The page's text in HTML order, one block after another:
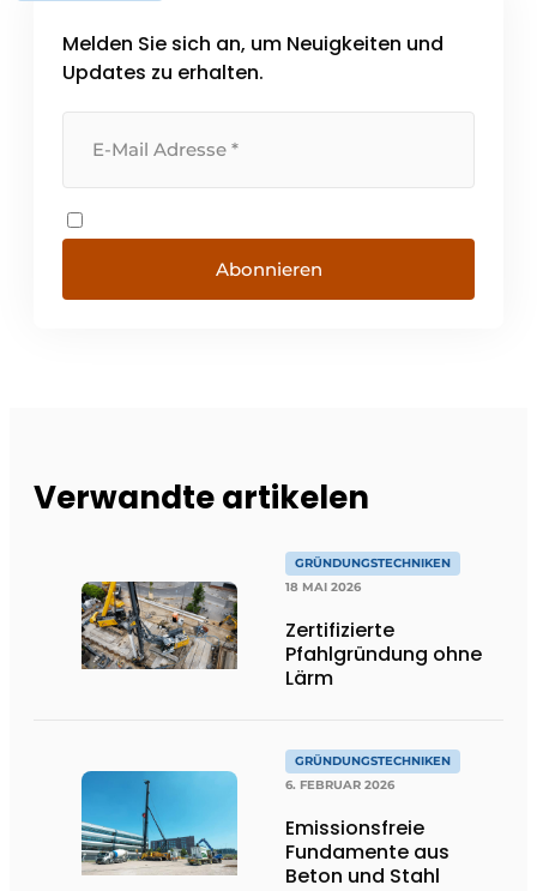
Melden Sie sich an, um Neuigkeiten und
Updates zu erhalten.
Abonnieren
Verwandte artikelen
GRÜNDUNGSTECHNIKEN
18 MAI 2026
Zertifizierte
Pfahlgründung ohne
Lärm
GRÜNDUNGSTECHNIKEN
6. FEBRUAR 2026
Emissionsfreie
Fundamente aus
Beton und Stahl